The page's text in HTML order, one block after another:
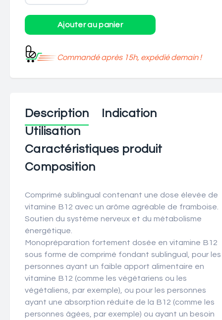
Commandé après 15h, expédié demain !
Description
Indication
Utilisation
Caractéristiques produit
Composition
Comprimé sublingual contenant une dose élevée de
vitamine B12 avec un arôme agréable de framboise.
Soutien du système nerveux et du métabolisme
énergétique.
Monopréparation fortement dosée en vitamine B12
sous forme de comprimé fondant sublingual, pour les
personnes ayant un faible apport alimentaire en
vitamine B12 (comme les végétariens ou les
végétaliens, par exemple), ou pour les personnes
ayant une absorption réduite de la B12 (comme les
personnes âgées, par exemple) ou ayant un besoin